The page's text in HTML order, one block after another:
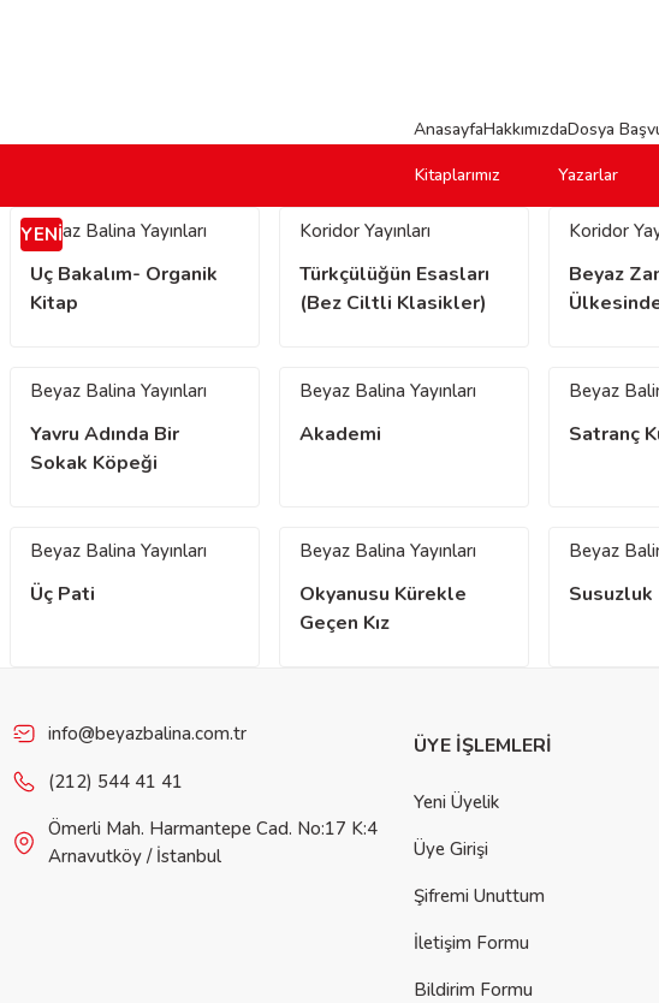
AnasayfaHakkımızdaDosya
Kitaplarımız
Yazarlar
YENİ
Beyaz Balina Yayınları
Uç Bakalım- Organik
Kitap
Koridor Yayınları
Türkçülüğün Esasları
(Bez Ciltli Klasikler)
Koridor
Beyaz
Beyaz Balina Yayınları
Yavru Adında Bir
Sokak Köpeği
Beyaz Balina Yayınları
Akademi
Beyaz
Satranç
Beyaz Balina Yayınları
Üç Pati
Beyaz Balina Yayınları
Okyanusu Kürekle
Geçen Kız
Beyaz
Susuzluk
info@beyazbalina.com.tr
(212) 544 41 41
Ömerli Mah. Harmantepe Cad. No:17 K:4
Arnavutköy / İstanbul
ÜYE İŞLEMLERİ
Yeni Üyelik
Üye Girişi
Şifremi Unuttum
İletişim Formu
Bildirim Formu